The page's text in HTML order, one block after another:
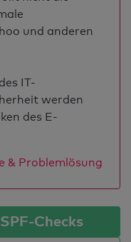
und anderen
IT-
werden
des E-
& Problemlösung
Checks